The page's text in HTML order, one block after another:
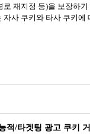
로 재지정 등)을 보장하
자사 쿠키와 타사 쿠키
적/타겟팅 광고 쿠키